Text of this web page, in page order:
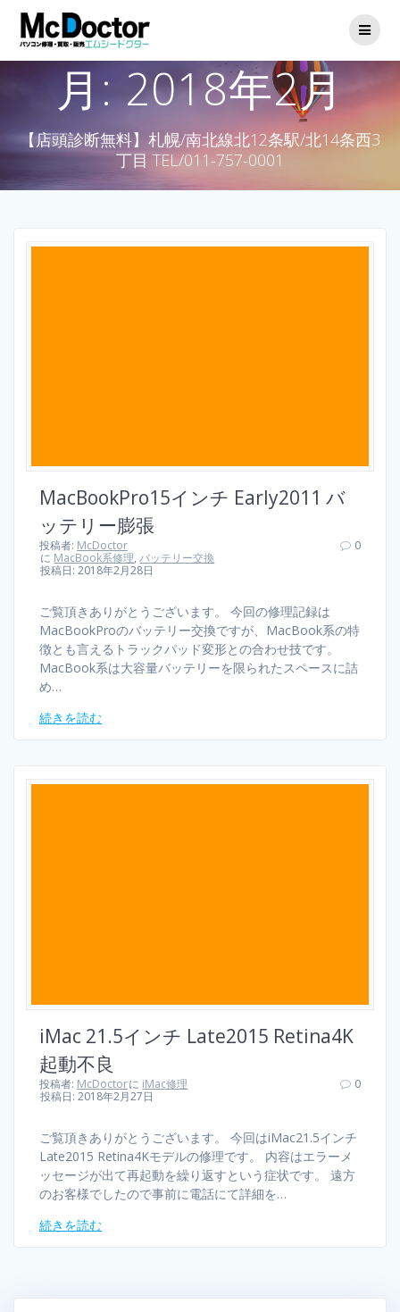
月:2018年2月
【店頭診断無料】札幌/南北線北12条駅/北14条西3
丁目 TEL/011-757-0001
MacBookPro15インチ Early2011 バ
ッテリー膨張
投稿者: McDoctor
に MacBook系修理,バッテリー交換
投稿日: 2018年2月28日
0
ご覧頂きありがとうございます。 今回の修理記録は
MacBookProのバッテリー交換ですが、MacBook系の特
徴とも言えるトラックパッド変形との合わせ技です。
MacBook系は大容量バッテリーを限られたスペースに詰
め…
続きを読む
iMac 21.5インチ Late2015 Retina4K
起動不良
投稿者: McDoctorに iMac修理
投稿日: 2018年2月27日
0
ご覧頂きありがとうございます。 今回はiMac21.5インチ
Late2015 Retina4Kモデルの修理です。 内容はエラーメ
ッセージが出て再起動を繰り返すという症状です。 遠方
のお客様でしたので事前に電話にて詳細を…
続きを読む